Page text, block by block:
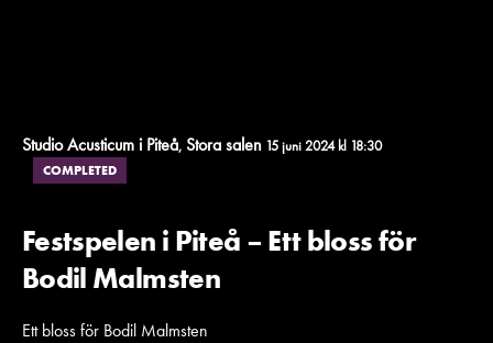
Studio Acusticum i Piteå, Stora salen 15 juni 2024 kl 18:30
COMPLETED
Festspelen i Piteå – Ett bloss för
Bodil Malmsten
Ett bloss för Bodil Malmsten